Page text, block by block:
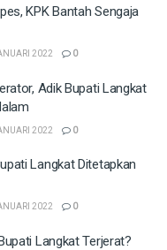
KPK Bantah Sengaja
2022 0
Adik Bupati Langkat
2022 0
Langkat Ditetapkan
2022 0
Langkat Terjerat?